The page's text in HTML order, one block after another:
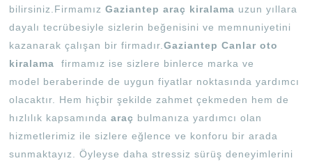
bilirsiniz.FirmamızGaziantep araç kiralama uzun yıllara
dayalı tecrübesiyle sizlerin beğenisini ve memnuniyetini
kazanarak çalışan bir firmadır.Gaziantep Canlar oto
kiralamafirmamız ise sizlere binlerce marka ve
model beraberinde de uygun fiyatlar noktasında yardımcı
olacaktır. Hem hiçbir şekilde zahmet çekmeden hem de
hızlılık kapsamındaaraç bulmanıza yardımcı olan
hizmetlerimiz ile sizlere eğlence ve konforu bir arada
sunmaktayız. Öyleyse daha stressiz sürüş deneyimlerini